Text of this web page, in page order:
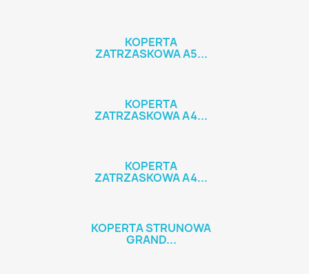
KOPERTA
ZATRZASKOWA A5...
KOPERTA
ZATRZASKOWA A4...
KOPERTA
ZATRZASKOWA A4...
KOPERTA STRUNOWA
GRAND...